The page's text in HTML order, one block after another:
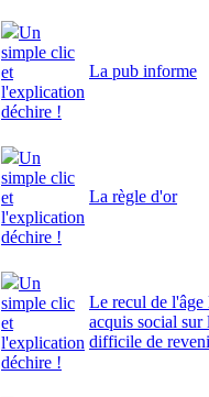
Un
simple clic
et
l'explication
déchire !
La pub informe
Un
simple clic
et
l'explication
déchire !
La règle d'or
Un
simple clic
et
l'explication
déchire !
Le recul de l'âge
acquis social sur
difficile de